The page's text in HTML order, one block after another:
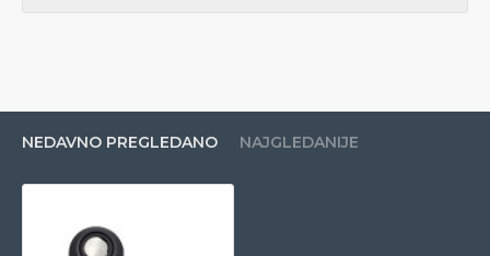
NEDAVNO PREGLEDANO NAJGLEDANIJE